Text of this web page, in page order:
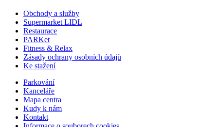
Obchody a služby
Supermarket LIDL
Restaurace
PARKet
Fitness & Relax
Zásady ochrany osobních údajů
Ke stažení
Parkování
Kanceláře
Mapa centra
Kudy k nám
Kontakt